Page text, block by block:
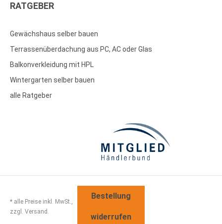
RATGEBER
Gewächshaus selber bauen
Terrassenüberdachung aus PC, AC oder Glas
Balkonverkleidung mit HPL
Wintergarten selber bauen
alle Ratgeber
* alle Preise inkl. MwSt.,
zzgl. Versand.
Bestellung
widerrufen